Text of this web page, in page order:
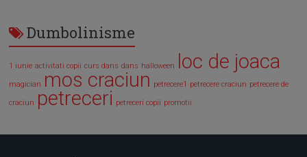
Dumbolinisme
1 iunie activitati copii curs dans dans halloween loc de joaca
magician mos craciun petrecere1 petrecere craciun petrecere de
craciun petreceri petreceri copii promotii